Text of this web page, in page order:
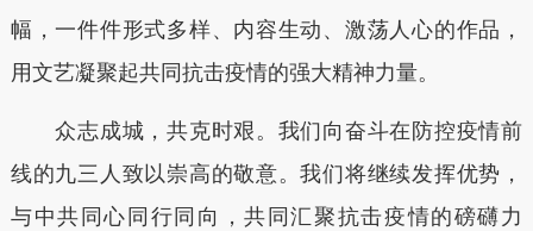
幅，一件件形式多样、内容生动、激荡人心的作品，
用文艺凝聚起共同抗击疫情的强大精神力量。
众志成城，共克时艰。我们向奋斗在防控疫情前
线的九三人致以崇高的敬意。我们将继续发挥优势，
与中共同心同行同向，共同汇聚抗击疫情的磅礴力